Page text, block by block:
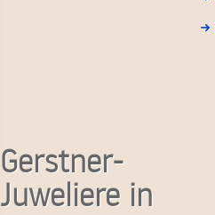
Gerstner-
Juweliere in